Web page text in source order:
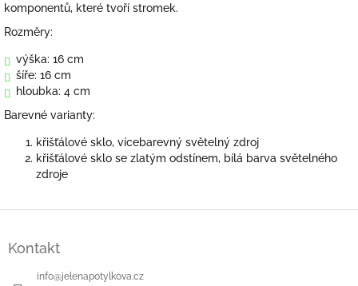
komponentů, které tvoří stromek.
Rozměry:
výška: 16 cm
šíře: 16 cm
hloubka: 4 cm
Barevné varianty:
křišťálové sklo, vícebarevný světelný zdroj
křišťálové sklo se zlatým odstínem, bílá barva světelného
zdroje
Kontakt
info@jelenapotylkova.cz